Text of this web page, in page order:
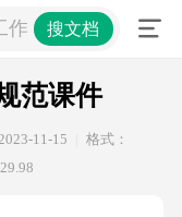
规范课件
搜文档
范课件
11-15
格式：